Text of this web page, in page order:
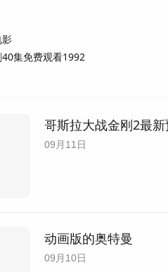
集免费观看1992
哥斯拉大战金刚2最
09月11日
动画版的奥特曼
09月10日